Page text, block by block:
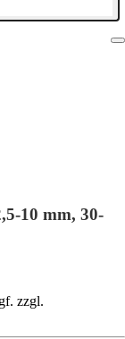
10 mm, 30-
zzgl.